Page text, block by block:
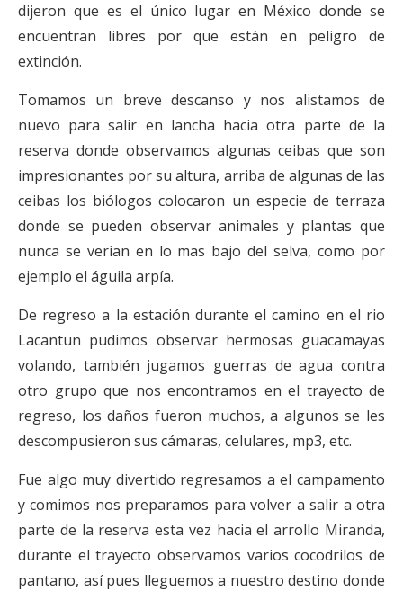
dijeron que es el único lugar en México donde se
encuentran libres por que están en peligro de
extinción.
Tomamos un breve descanso y nos alistamos de
nuevo para salir en lancha hacia otra parte de la
reserva donde observamos algunas ceibas que son
impresionantes por su altura, arriba de algunas de las
ceibas los biólogos colocaron un especie de terraza
donde se pueden observar animales y plantas que
nunca se verían en lo mas bajo del selva, como por
ejemplo el águila arpía.
De regreso a la estación durante el camino en el rio
Lacantun pudimos observar hermosas guacamayas
volando, también jugamos guerras de agua contra
otro grupo que nos encontramos en el trayecto de
regreso, los daños fueron muchos, a algunos se les
descompusieron sus cámaras, celulares, mp3, etc.
Fue algo muy divertido regresamos a el campamento
y comimos nos preparamos para volver a salir a otra
parte de la reserva esta vez hacia el arrollo Miranda,
durante el trayecto observamos varios cocodrilos de
pantano, así pues lleguemos a nuestro destino donde